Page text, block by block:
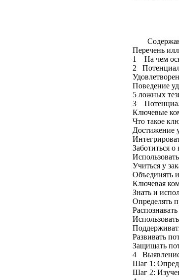
Перечень
1 На чем
2 Потенциал
Поведение
5 ложных
3 Потенциал
Ключевые
Что такое
Достижение
Заботиться о
Учиться у
Объединять
Ключевая
Знать и
Определять
Развивать
Защищать
4 Выявление
Шаг 1:
Шаг 2: